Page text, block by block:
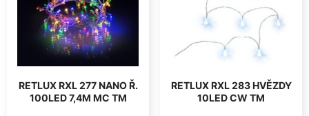
RETLUX RXL 277 NANO Ř.
100LED 7,4M MC TM
RETLUX RXL 283 HVĚZDY
10LED CW TM